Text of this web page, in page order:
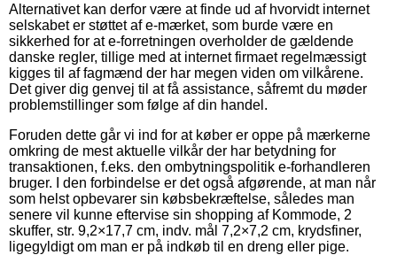
Alternativet kan derfor være at finde ud af hvorvidt internet
selskabet er støttet af e-mærket, som burde være en
sikkerhed for at e-forretningen overholder de gældende
danske regler, tillige med at internet firmaet regelmæssigt
kigges til af fagmænd der har megen viden om vilkårene.
Det giver dig genvej til at få assistance, såfremt du møder
problemstillinger som følge af din handel.
Foruden dette går vi ind for at køber er oppe på mærkerne
omkring de mest aktuelle vilkår der har betydning for
transaktionen, f.eks. den ombytningspolitik e-forhandleren
bruger. I den forbindelse er det også afgørende, at man når
som helst opbevarer sin købsbekræftelse, således man
senere vil kunne eftervise sin shopping af Kommode, 2
skuffer, str. 9,2×17,7 cm, indv. mål 7,2×7,2 cm, krydsfiner,
ligegyldigt om man er på indkøb til en dreng eller pige.